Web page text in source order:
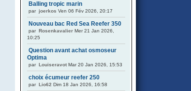
Balling tropic marin
par joerkos Ven 06 Fév 2026, 20:17
Nouveau bac Red Sea Reefer 350
par Rosenkavalier Mer 21 Jan 2026,
10:25
Question avant achat osmoseur
Optima
par Louiseravot Mar 20 Jan 2026, 15:53
choix écumeur reefer 250
par Lio62 Dim 18 Jan 2026, 16:58